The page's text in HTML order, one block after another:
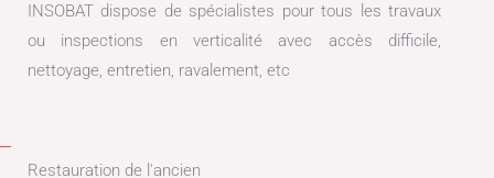
INSOBAT dispose de spécialistes pour tous les travaux
ou inspections en verticalité avec accès difficile,
nettoyage, entretien, ravalement, etc
Restauration de l'ancien